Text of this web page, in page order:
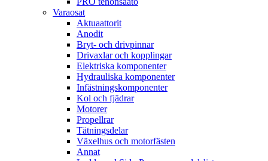
Varaosat
Aktuaattorit
Anodit
Bryt- och drivpinnar
Drivaxlar och kopplingar
Elektriska komponenter
Hydrauliska komponenter
Infästningskomponenter
Kol och fjädrar
Motorer
Propellrar
Tätningsdelar
Växelhus och motorfästen
Annat